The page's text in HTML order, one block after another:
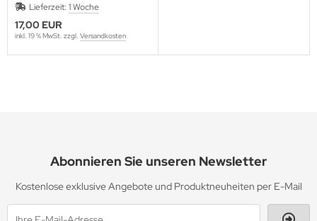
Lieferzeit: 1 Woche
17,00 EUR
inkl. 19 % MwSt. zzgl. Versandkosten
Abonnieren Sie unseren Newsletter
Kostenlose exklusive Angebote und Produktneuheiten per E-Mail